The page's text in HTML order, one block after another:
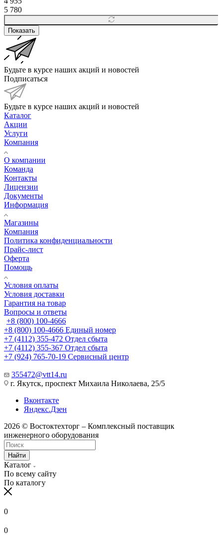
5 780
Показать
Будьте в курсе наших акций и новостей
Подписаться
Будьте в курсе наших акций и новостей
Каталог
Акции
Услуги
Компания
О компании
Команда
Контакты
Лицензии
Документы
Информация
Магазины
Компания
Политика конфиденциальности
Прайс-лист
Оферта
Помощь
Условия оплаты
Условия доставки
Гарантия на товар
Вопросы и ответы
+8 (800) 100-4666
+8 (800) 100-4666 Единый номер
+7 (4112) 355-472 Отдел сбыта
+7 (4112) 355-367 Отдел сбыта
+7 (924) 765-70-19 Сервисный центр
355472@vtt14.ru
г. Якутск, проспект Михаила Николаева, 25/5
Вконтакте
Яндекс.Дзен
2026 © Востоктехторг – Комплексный поставщик
инженерного оборудования
Найти
Каталог
По всему сайту
По каталогу
0
0